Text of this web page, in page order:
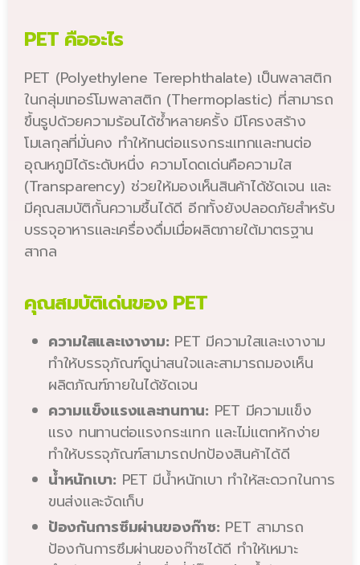
PET คืออะไร
PET (Polyethylene Terephthalate) เป็นพลาสติก
ในกลุ่มเทอร์โมพลาสติก (Thermoplastic) ที่สามารถ
ขึ้นรูปด้วยความร้อนได้ซ้ำหลายครั้ง มีโครงสร้าง
โมเลกุลที่มั่นคง ทำให้ทนต่อแรงกระแทกและทนต่อ
อุณหภูมิได้ระดับหนึ่ง ความโดดเด่นคือความใส
(Transparency) ช่วยให้มองเห็นสินค้าได้ชัดเจน และ
มีคุณสมบัติกั้นความชื้นได้ดี อีกทั้งยังปลอดภัยสำหรับ
บรรจุอาหารและเครื่องดื่มเมื่อผลิตภายใต้มาตรฐาน
สากล
คุณสมบัติเด่นของ PET
ความใสและเงางาม: PET มีความใสและเงางาม
ทำให้บรรจุภัณฑ์ดูน่าสนใจและสามารถมองเห็น
ผลิตภัณฑ์ภายในได้ชัดเจน
ความแข็งแรงและทนทาน: PET มีความแข็ง
แรง ทนทานต่อแรงกระแทก และไม่แตกหักง่าย
ทำให้บรรจุภัณฑ์สามารถปกป้องสินค้าได้ดี
น้ำหนักเบา: PET มีน้ำหนักเบา ทำให้สะดวกในการ
ขนส่งและจัดเก็บ
ป้องกันการซึมผ่านของก๊าซ: PET สามารถ
ป้องกันการซึมผ่านของก๊าซได้ดี ทำให้เหมาะ